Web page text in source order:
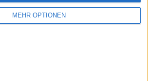
MEHR OPTIONEN